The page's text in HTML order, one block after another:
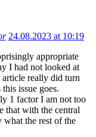
24.08.2023 at 10:19
appropriate
I had not looked at
really did turn
issue goes.
1 factor I am not too
that with the central
what the rest of the